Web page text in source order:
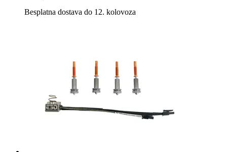
Besplatna dostava do 12. kolovoza